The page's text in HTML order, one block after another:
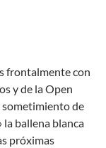
frontalmente con
y de la Open
sometimiento de
la ballena blanca
próximas